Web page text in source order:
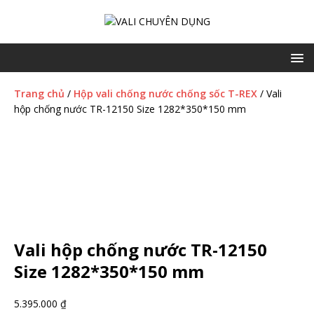
Trang chủ / Hộp vali chống nước chống sốc T-REX / Vali
hộp chống nước TR-12150 Size 1282*350*150 mm
Vali hộp chống nước TR-12150
Size 1282*350*150 mm
5.395.000 ₫